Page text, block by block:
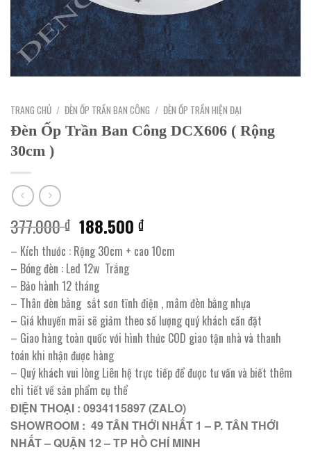
TRANG CHỦ / ĐÈN ỐP TRẦN BAN CÔNG / ĐÈN ỐP TRẦN HIỆN ĐẠI
Đèn Ốp Trần Ban Công DCX606 ( Rộng
30cm )
377.000₫ Giá
gốc
là:
377.000 ₫.
188.500₫Giá
hiện
tại
188.500 ₫.
– Kích thước : Rộng 30cm + cao 10cm
– Bóng đèn : Led 12w Trắng
– Bảo hành 12 tháng
– Thân đèn bằng sắt sơn tĩnh điện , mâm đèn bằng nhựa
– Giá khuyến mãi sẽ giảm theo số lượng quý khách cần đặt
– Giao hàng toàn quốc với hình thức COD giao tận nhà và thanh
toán khi nhận được hàng
– Quý khách vui lòng Liên hệ trực tiếp để được tư vấn và biết thêm
chi tiết về sản phẩm cụ thể
ĐIỆN THOẠI : 0934115897 (ZALO)
SHOWROOM : 49 TÂN THỚI NHẤT 1 – P. TÂN THỚI
NHẤT – QUẬN 12 – TP HỒ CHÍ MINH